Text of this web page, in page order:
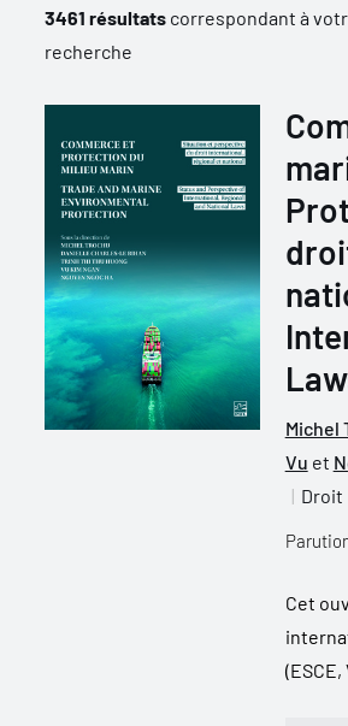
3461 résultatscorrespondant à
recherche
Michel
Vu et
Droit
Cet
(ESCE,